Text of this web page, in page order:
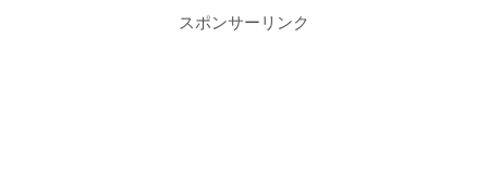
スポンサーリンク